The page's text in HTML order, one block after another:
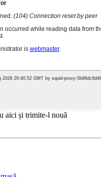
aici și trimite-l nouă